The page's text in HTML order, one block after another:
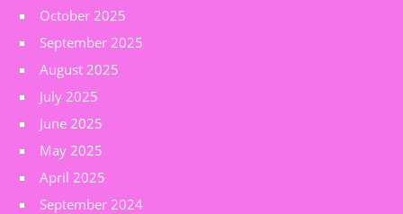
October 2025
September 2025
August 2025
July 2025
June 2025
May 2025
April 2025
September 2024